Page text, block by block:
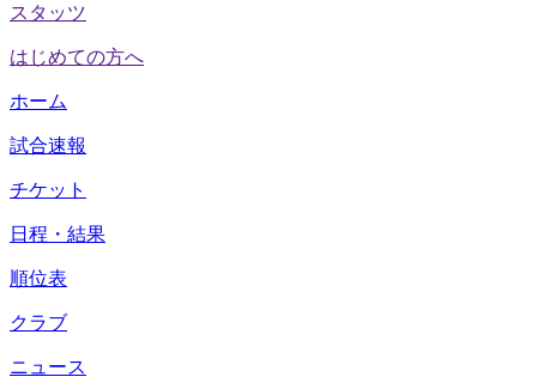
スタッツ
はじめての方へ
ホーム
試合速報
チケット
日程・結果
順位表
クラブ
ニュース